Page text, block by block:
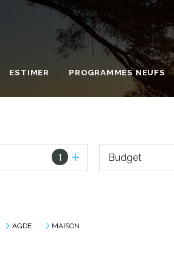
ESTIMER PROGRAMMES NEUFS
1 Budget
AGDE MAISON